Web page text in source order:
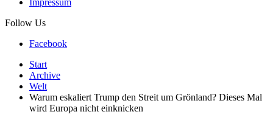
Impressum
Follow Us
Facebook
Start
Archive
Welt
Warum eskaliert Trump den Streit um Grönland? Dieses Mal
wird Europa nicht einknicken